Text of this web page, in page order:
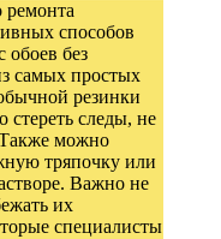
ремонта
способов
обоев без
самых простых
резинки
стереть следы, не
Также можно
тряпочку или
Важно не
их
специалисты